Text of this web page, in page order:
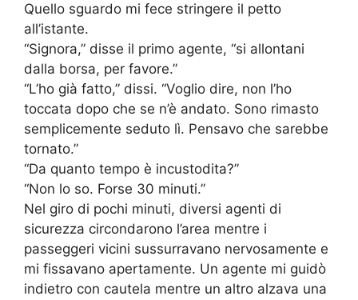
Quello sguardo mi fece stringere il petto
all’istante.
“Signora,” disse il primo agente, “si allontani
dalla borsa, per favore.”
“L’ho già fatto,” dissi. “Voglio dire, non l’ho
toccata dopo che se n’è andato. Sono rimasto
semplicemente seduto lì. Pensavo che sarebbe
tornato.”
“Da quanto tempo è incustodita?”
“Non lo so. Forse 30 minuti.”
Nel giro di pochi minuti, diversi agenti di
sicurezza circondarono l’area mentre i
passeggeri vicini sussurravano nervosamente e
mi fissavano apertamente. Un agente mi guidò
indietro con cautela mentre un altro alzava una